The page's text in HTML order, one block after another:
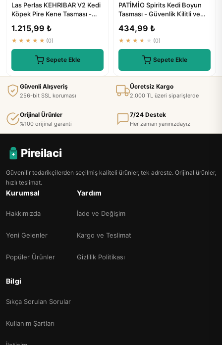
Las Perlas KEHRIBAR V2 Kedi
Köpek Pire Kene Tasması -
1.215,99 ₺
★★★★★ (0)
Sepete Ekle
PATİMİO Spirits Kedi Boyun
Tasması - Güvenlik Kilitli ve
434,99 ₺
★★★★★ (0)
Sepete Ekle
Güvenli Alışveriş
256-bit SSL koruması
Ücretsiz Kargo
2.000 TL üzeri siparişlerde
Orijinal Ürünler
%100 orijinal garanti
7/24 Destek
Her zaman yanınızdayız
Pireilaci
Güvenilir tedarikçilerden seçilmiş kaliteli ürünler, tek adreste. Orijinal ürünler,
hızlı teslimat.
Kurumsal
Hakkımızda
Yeni Gelenler
Popüler Ürünler
Yardım
İade ve Değişim
Kargo ve Teslimat
Gizlilik Politikası
Bilgi
Sıkça Sorulan Sorular
Kullanım Şartları